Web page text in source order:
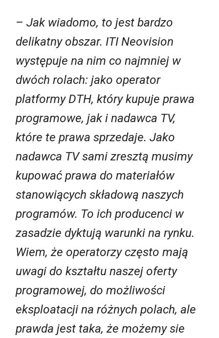
– Jak wiadomo, to jest bardzo
delikatny obszar. ITI Neovision
występuje na nim co najmniej w
dwóch rolach: jako operator
platformy DTH, który kupuje prawa
programowe, jak i nadawca TV,
które te prawa sprzedaje. Jako
nadawca TV sami zresztą musimy
kupować prawa do materiałów
stanowiących składową naszych
programów. To ich producenci w
zasadzie dyktują warunki na rynku.
Wiem, że operatorzy często mają
uwagi do kształtu naszej oferty
programowej, do możliwości
eksploatacji na różnych polach, ale
prawda jest taka, że możemy sie